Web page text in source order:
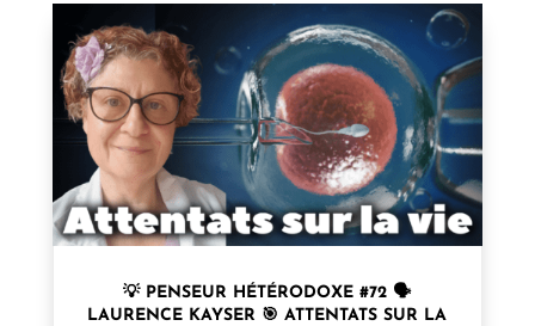
💡 PENSEUR HÉTÉRODOXE #72 🗣
LAURENCE KAYSER⁩ 🎯 ATTENTATS SUR LA